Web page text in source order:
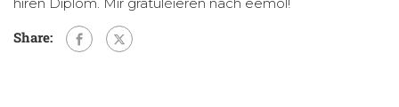
Share: